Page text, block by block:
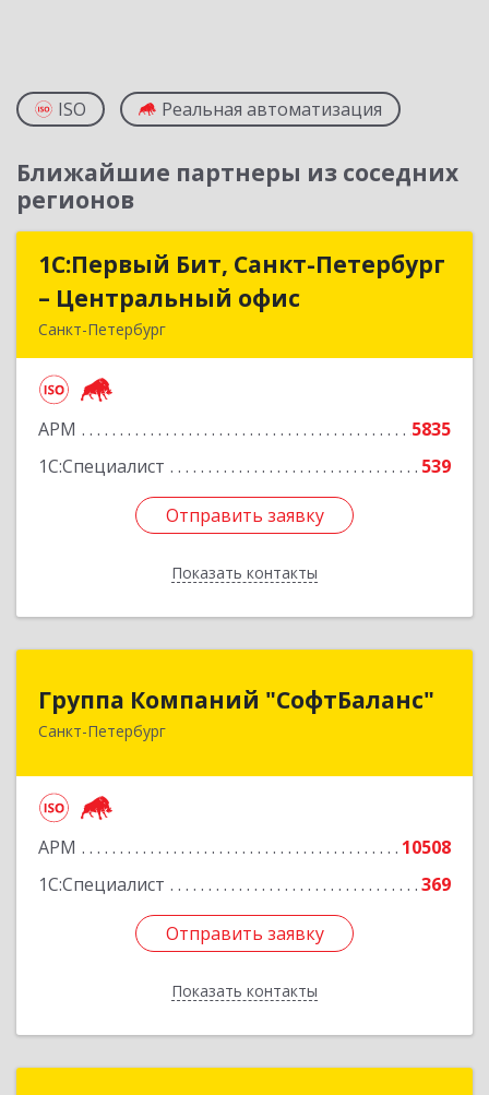
ISO Реальная автоматизация
Ближайшие партнеры из соседних
регионов
1С:Первый Бит, Санкт-Петербург
– Центральный офис
Санкт-Петербург
АРМ
5835
1С:Специалист
539
Отправить заявку
Показать контакты
1С:Первый Бит, Санкт-Петербург
– Центральный офис
Отправить заявку
Назад
Группа Компаний "СофтБаланс"
Санкт-Петербург
АРМ
10508
1С:Специалист
369
Отправить заявку
Показать контакты
Группа Компаний "СофтБаланс"
195112, Санкт-Петербург г, Заневский пр-кт,
Отправить заявку
Назад